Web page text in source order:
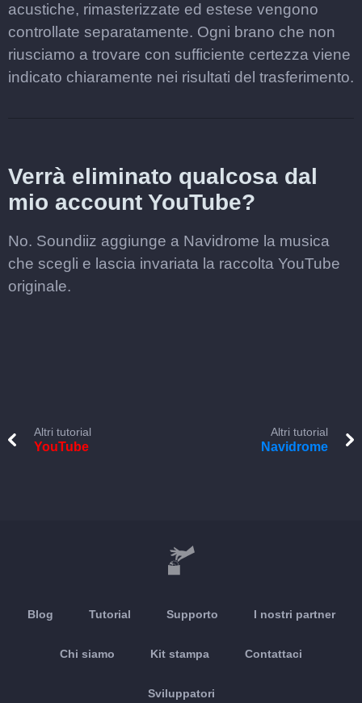
acustiche, rimasterizzate ed estese vengono
controllate separatamente. Ogni brano che non
riusciamo a trovare con sufficiente certezza viene
indicato chiaramente nei risultati del trasferimento.
Verrà eliminato qualcosa dal
mio account YouTube?
No. Soundiiz aggiunge a Navidrome la musica
che scegli e lascia invariata la raccolta YouTube
originale.
Altri tutorial
YouTube
Altri tutorial
Navidrome
Blog Tutorial Supporto I nostri partner
Chi siamo Kit stampa Contattaci
Sviluppatori